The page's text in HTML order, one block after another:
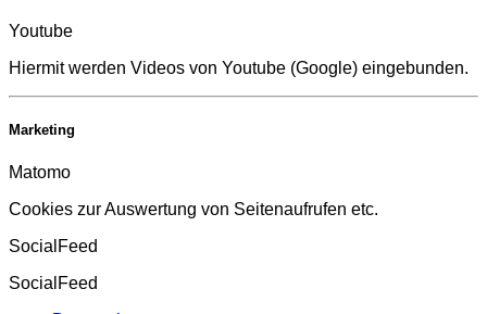
Youtube
Hiermit werden Videos von Youtube (Google) eingebunden.
Marketing
Matomo
Cookies zur Auswertung von Seitenaufrufen etc.
SocialFeed
SocialFeed